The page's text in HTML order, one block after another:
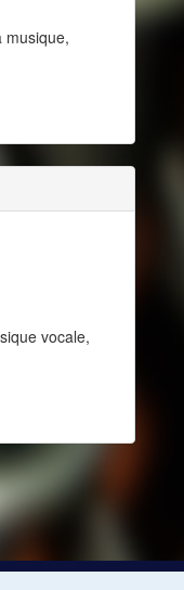
musique,
vocale,